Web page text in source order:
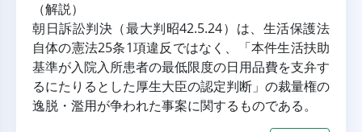
（解説）
朝日訴訟判決（最大判昭42.5.24）は、生活保護法
自体の憲法25条1項違反ではなく、「本件生活扶助
基準が入院入所患者の最低限度の日用品費を支弁す
るにたりるとした厚生大臣の認定判断」の裁量権の
逸脱・濫用が争われた事案に関するものである。